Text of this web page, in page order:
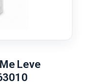
Leve